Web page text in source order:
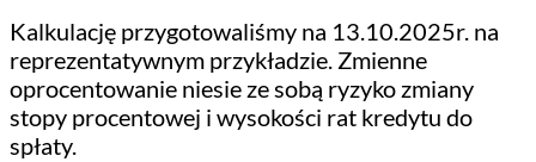
Kalkulację przygotowaliśmy na 13.10.2025r. na
reprezentatywnym przykładzie. Zmienne
oprocentowanie niesie ze sobą ryzyko zmiany
stopy procentowej i wysokości rat kredytu do
spłaty.